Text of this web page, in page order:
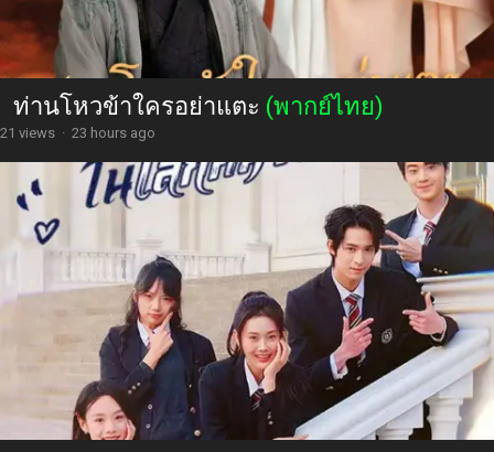
ท่านโหวข้าใครอย่าแตะ (พากย์ไทย)
21 views · 23 hours ago